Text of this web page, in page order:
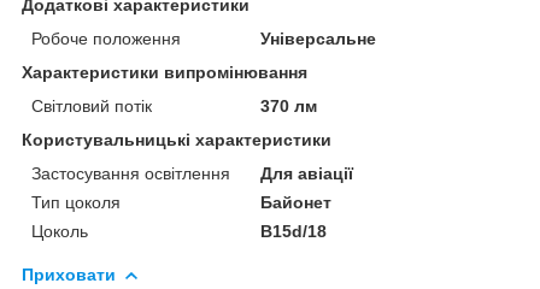
Додаткові характеристики
Робоче положення
Універсальне
Характеристики випромінювання
Світловий потік
370 лм
Користувальницькі характеристики
Застосування освітлення
Для авіації
Тип цоколя
Байонет
Цоколь
B15d/18
Приховати